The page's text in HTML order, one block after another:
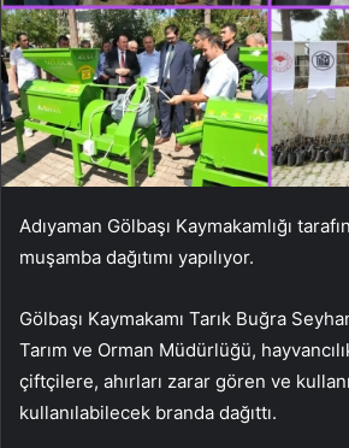
Adıyaman Gölbaşı Kaymakamlığı
muşamba dağıtımı yapılıyor.
Gölbaşı Kaymakamı Tarık Buğra
Tarım ve Orman Müdürlüğü,
çiftçilere, ahırları zarar gören ve
kullanılabilecek branda dağıttı.